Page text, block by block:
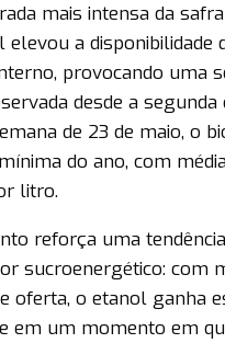
mais intensa da
elevou a disponibilidade
provocando uma
desde a segunda
de 23 de maio, o
do ano, com
litro.
reforça uma
sucroenergético: com
oferta, o etanol ganha
em um momento em